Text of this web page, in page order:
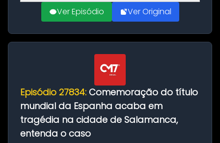
Ver Episódio Ver Original
Episódio 27834: Comemoração do título
mundial da Espanha acaba em
tragédia na cidade de Salamanca,
entenda o caso